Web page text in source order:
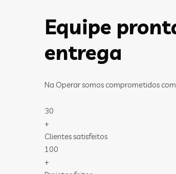
Equipe
entrega
Na Operar somos comprometidos
30
+
Clientes satisfeitos
100
+